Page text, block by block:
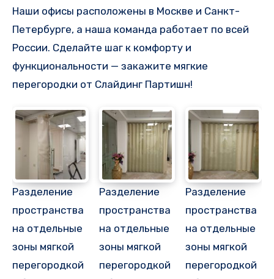
Наши офисы расположены в Москве и Санкт-
Петербурге, а наша команда работает по всей
России. Сделайте шаг к комфорту и
функциональности — закажите мягкие
перегородки от Слайдинг Партишн!
Разделение
пространства
на отдельные
зоны мягкой
перегородкой
Разделение
пространства
на отдельные
зоны мягкой
перегородкой
Разделение
пространства
на отдельные
зоны мягкой
перегородкой